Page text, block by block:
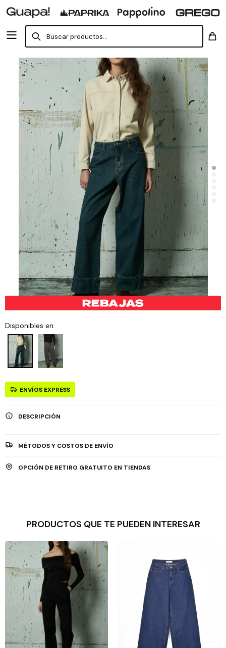
Disponibles en:
ENVÍOS EXPRESS
DESCRIPCIÓN
MÉTODOS Y COSTOS DE ENVÍO
OPCIÓN DE RETIRO GRATUITO EN TIENDAS
PRODUCTOS QUE TE PUEDEN INTERESAR